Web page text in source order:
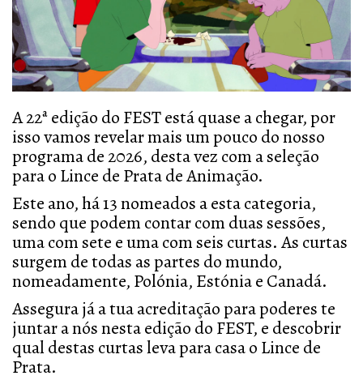
A 22ª edição do FEST está quase a chegar, por
isso vamos revelar mais um pouco do nosso
programa de 2026, desta vez com a seleção
para o Lince de Prata de Animação.
Este ano, há 13 nomeados a esta categoria,
sendo que podem contar com duas sessões,
uma com sete e uma com seis curtas. As curtas
surgem de todas as partes do mundo,
nomeadamente, Polónia, Estónia e Canadá.
Assegura já a tua acreditação para poderes te
juntar a nós nesta edição do FEST, e descobrir
qual destas curtas leva para casa o Lince de
Prata.